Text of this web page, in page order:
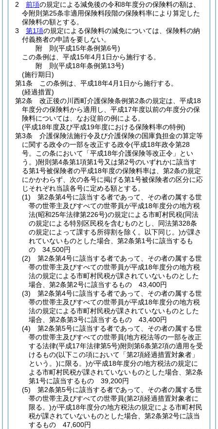
2
前項の規定による減免後の令和8年度分の保険料の額は、
令附則第25条非適用保険料段階の保険料率により算定した
保険料の額とする。
3
第1項の規定による保険料の減免については、保険料の納
付義務者の申請を要しない。
附 則(平成15年条例第6号)
この条例は、平成15年4月1日から施行する。
附 則(平成18年条例第13号)
(施行期日)
第1条
この条例は、平成18年4月1日から施行する。
(経過措置)
第2条
改正後の川西町介護保険条例第2条の規定は、平成18
年度分の保険料から適用し、平成17年度以前の年度分の保
険料については、なお従前の例による。
(平成18年度及び平成19年度における保険料率の特例)
第3条
介護保険法施行令及び介護保険の国庫負担金の算定等
に関する政令の一部を改正する政令(平成18年政令第28
号。この条において「平成18年介護保険等改正令」とい
う。)附則第4条第1項第1号又は第2号のいずれかに該当す
る第1号被保険者の平成18年度の保険料率は、第2条の規定
にかかわらず、次の各号に掲げる第1号被保険者の区分に応
じそれぞれ当該各号に定める額とする。
(1)
第2条第4号に該当する者であって、その者の属する世
帯の世帯主及びすべての世帯員が平成18年度分の地方税
法(昭和25年法律第226号)の規定による市町村民税(同法
の規定による特別区民税を含むものとし、同法第328条
の規定によって課する所得割を除く。以下同じ。)が課さ
れていないものとした場合、第2条第1号に該当するも
の 34,500円
(2)
第2条第4号に該当する者であって、その者の属する世
帯の世帯主及びすべての世帯員が平成18年度分の地方税
法の規定による市町村民税が課されていないものとした
場合、第2条第2号に該当するもの 43,400円
(3)
第2条第4号に該当する者であって、その者の属する世
帯の世帯主及びすべての世帯員が平成18年度分の地方税
法の規定による市町村民税が課されていないものとした
場合、第2条第3号に該当するもの 43,400円
(4)
第2条第5号に該当する者であって、その者の属する世
帯の世帯主及びすべての世帯員(地方税法等の一部を改正
する法律(平成17年法律第5号)附則第6条第2項の適用を受
けるもの(以下この項において「第2項経過措置対象者」
という。)に限る。)が平成18年度分の地方税法の規定に
よる市町村民税が課されていないものとした場合、第2条
第1号に該当するもの 39,200円
(5)
第2条第5号に該当する者であって、その者の属する世
帯の世帯主及びすべての世帯員(第2項経過措置対象者に
限る。)が平成18年度分の地方税法の規定による市町村民
税が課されていないものとした場合、第2条第2号に該当
するもの 47,600円